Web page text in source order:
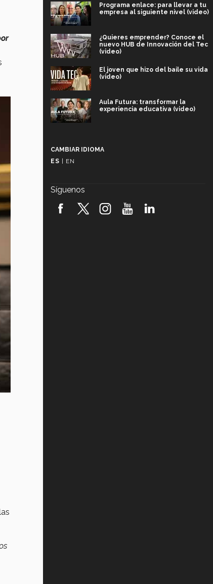
Programa enlace: para llevar a tu
empresa al siguiente nivel (video)
¿Quieres emprender? Conoce el
nuevo HUB de Innovación del Tec
(video)
El joven que hizo del baile su vida
(video)
Aula Futura: transformar la
experiencia educativa (video)
robótica FIRST 2026! (video)
CAMBIAR IDIOMA
ES | EN
Síguenos